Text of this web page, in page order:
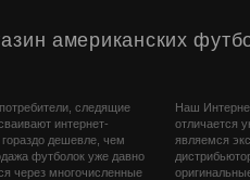
американских
следящие
интернет-
дешевле, чем
футболок уже давно
через многочисленные
Наш
отличается
являемся